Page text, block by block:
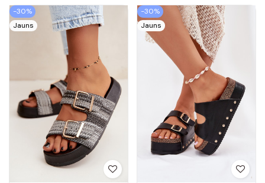
Meretta
-30%
Jauns
-30%
Jauns